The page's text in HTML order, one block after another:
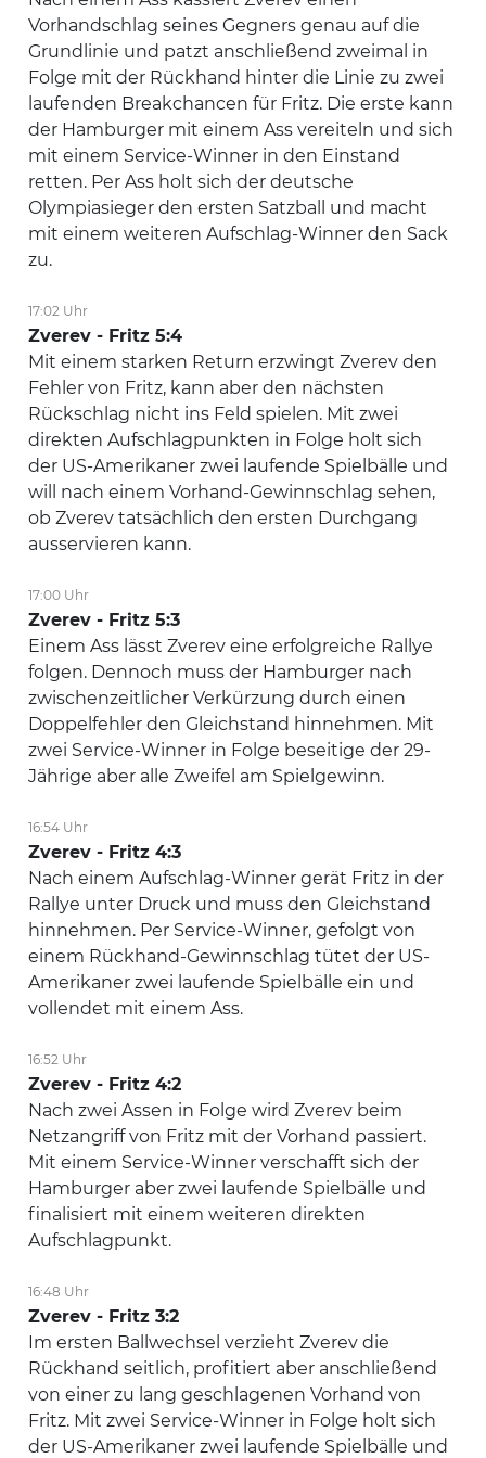
Vorhandschlag seines Gegners genau auf die
Grundlinie und patzt anschließend zweimal in
Folge mit der Rückhand hinter die Linie zu zwei
laufenden Breakchancen für Fritz. Die erste kann
der Hamburger mit einem Ass vereiteln und sich
mit einem Service-Winner in den Einstand
retten. Per Ass holt sich der deutsche
Olympiasieger den ersten Satzball und macht
mit einem weiteren Aufschlag-Winner den Sack
zu.
17:02 Uhr
Zverev - Fritz 5:4
Mit einem starken Return erzwingt Zverev den
Fehler von Fritz, kann aber den nächsten
Rückschlag nicht ins Feld spielen. Mit zwei
direkten Aufschlagpunkten in Folge holt sich
der US-Amerikaner zwei laufende Spielbälle und
will nach einem Vorhand-Gewinnschlag sehen,
ob Zverev tatsächlich den ersten Durchgang
ausservieren kann.
17:00 Uhr
Zverev - Fritz 5:3
Einem Ass lässt Zverev eine erfolgreiche Rallye
folgen. Dennoch muss der Hamburger nach
zwischenzeitlicher Verkürzung durch einen
Doppelfehler den Gleichstand hinnehmen. Mit
zwei Service-Winner in Folge beseitige der 29-
Jährige aber alle Zweifel am Spielgewinn.
16:54 Uhr
Zverev - Fritz 4:3
Nach einem Aufschlag-Winner gerät Fritz in der
Rallye unter Druck und muss den Gleichstand
hinnehmen. Per Service-Winner, gefolgt von
einem Rückhand-Gewinnschlag tütet der US-
Amerikaner zwei laufende Spielbälle ein und
vollendet mit einem Ass.
16:52 Uhr
Zverev - Fritz 4:2
Nach zwei Assen in Folge wird Zverev beim
Netzangriff von Fritz mit der Vorhand passiert.
Mit einem Service-Winner verschafft sich der
Hamburger aber zwei laufende Spielbälle und
finalisiert mit einem weiteren direkten
Aufschlagpunkt.
16:48 Uhr
Zverev - Fritz 3:2
Im ersten Ballwechsel verzieht Zverev die
Rückhand seitlich, profitiert aber anschließend
von einer zu lang geschlagenen Vorhand von
Fritz. Mit zwei Service-Winner in Folge holt sich
der US-Amerikaner zwei laufende Spielbälle und